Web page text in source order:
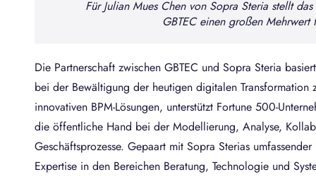
Für Julian Mues Chen von Sopra Steria stellt
GBTEC einen großen
Die Partnerschaft zwischen GBTEC und Sopra Steria
bei der Bewältigung der heutigen digitalen Transformation
innovativen BPM-Lösungen, unterstützt Fortune 500-
die öffentliche Hand bei der Modellierung, Analyse,
Geschäftsprozesse. Gepaart mit Sopra Sterias
Expertise in den Bereichen Beratung, Technologie und